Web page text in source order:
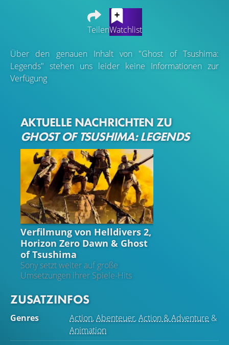
TeilenWatchlist
Über den genauen Inhalt von "Ghost of Tsushima:
Legends" stehen uns leider keine Informationen zur
Verfügung
AKTUELLE NACHRICHTEN ZU
GHOST OF TSUSHIMA: LEGENDS
SONY
Verfilmung von Helldivers 2,
Horizon Zero Dawn & Ghost
of Tsushima
Sony setzt weiter auf große
Umsetzungen ihrer Spiele-Hits
ZUSATZINFOS
Genres Action,Abenteuer,Action & Adventure &
Animation